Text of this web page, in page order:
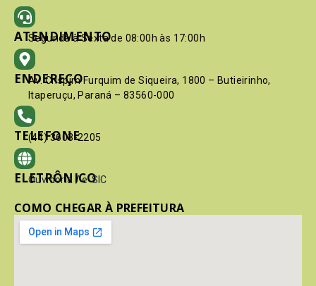
ATENDIMENTO
Segunda à Sexta de 08:00h às 17:00h
ENDEREÇO
Av. Crispim Furquim de Siqueira, 1800 – Butieirinho,
Itaperuçu, Paraná – 83560-000
TELEFONE
(41) 3603-2205
ELETRÔNICO
Ouvidoria / e-SIC
COMO CHEGAR À PREFEITURA